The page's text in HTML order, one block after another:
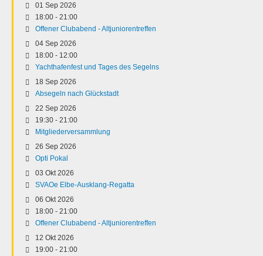
01 Sep 2026
18:00 - 21:00
Offener Clubabend - Altjuniorentreffen
04 Sep 2026
18:00 - 12:00
Yachthafenfest und Tages des Segelns
18 Sep 2026
Absegeln nach Glückstadt
22 Sep 2026
19:30 - 21:00
Mitgliederversammlung
26 Sep 2026
Opti Pokal
03 Okt 2026
SVAOe Elbe-Ausklang-Regatta
06 Okt 2026
18:00 - 21:00
Offener Clubabend - Altjuniorentreffen
12 Okt 2026
19:00 - 21:00